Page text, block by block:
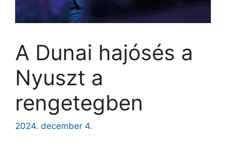
A Dunai hajósés a
Nyuszt a
rengetegben
2024. december 4.